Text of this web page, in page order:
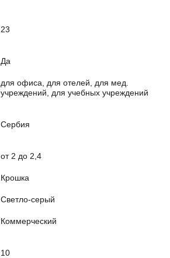
23
Да
для офиса, для отелей, для мед.
учреждений, для учебных учреждений
Сербия
от 2 до 2,4
Крошка
Светло-серый
Коммерческий
10